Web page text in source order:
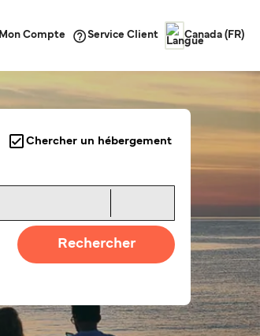
Mon Compte Service Client Canada (FR)
Chercher un hébergement
Rechercher